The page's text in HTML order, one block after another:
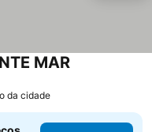
MARVer preços
da cidade